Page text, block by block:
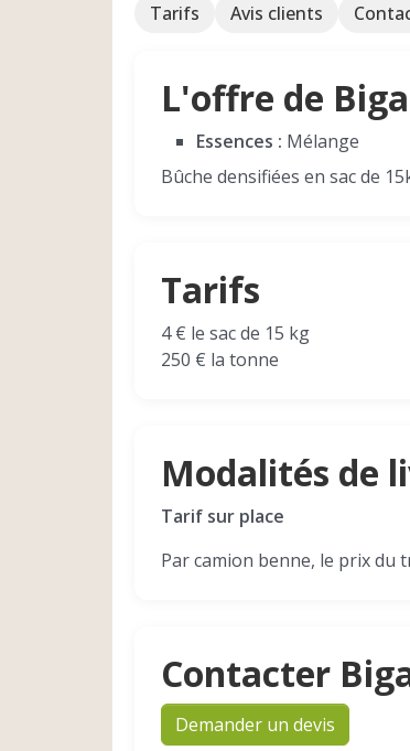
Tarifs Avis clients
L'offre de
Essences : Mélange
Bûche densifiées en sac de
Tarifs
4 € le sac de 15 kg
250 € la tonne
Modalités de
Tarif sur place
Par camion benne, le prix du
Contacter
Demander un devis